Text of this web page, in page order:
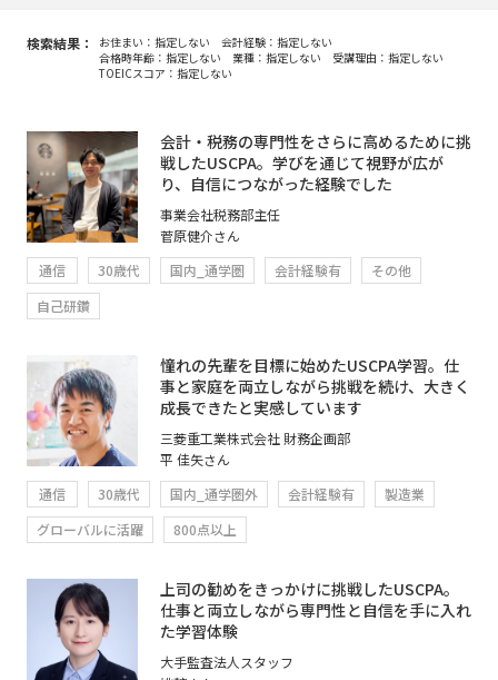
検索結果： お住まい：指定しない
会計経験：指定しない
合格時年齢：指定しない
業種：指定しない
受講理由：指定しない
TOEICスコア：指定しない
会計・税務の専門性をさらに高めるために挑
戦したUSCPA。学びを通じて視野が広が
り、自信につながった経験でした
事業会社税務部主任
菅原健介さん
通信
30歳代 国内_通学圏 会計経験有
その他
自己研鑽
憧れの先輩を目標に始めたUSCPA学習。仕
事と家庭を両立しながら挑戦を続け、大きく
成長できたと実感しています
三菱重工業株式会社 財務企画部
平 佳矢さん
通信
30歳代 国内_通学圏外 会計経験有
製造業
グローバルに活躍
800点以上
上司の勧めをきっかけに挑戦したUSCPA。
仕事と両立しながら専門性と自信を手に入れ
た学習体験
大手監査法人スタッフ